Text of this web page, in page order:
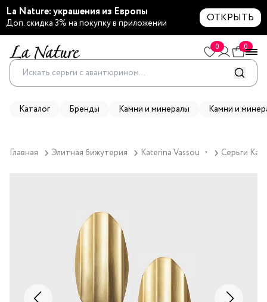
La Nature: украшения из Европы
Доп. скидка 3% на покупку в приложении ОТКРЫТЬ
0 0
Каталог Бренды Камни и минералы Камни и
Главная Элитная бижутерия Katerina Vassou ▼ Серьги